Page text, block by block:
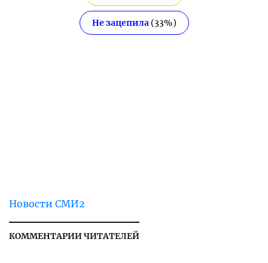
Не зацепила(33%)
Новости СМИ2
КОММЕНТАРИИ ЧИТАТЕЛЕЙ